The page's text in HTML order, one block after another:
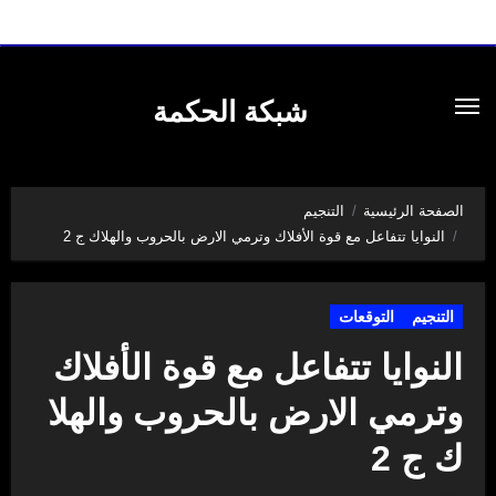
شبكة الحكمة
الصفحة الرئيسية
التنجيم
النوايا تتفاعل مع قوة الأفلاك وترمي الارض بالحروب والهلاك ج 2
التنجيم التوقعات
النوايا تتفاعل مع قوة الأفلاك
وترمي الارض بالحروب والهلا
ك ج 2